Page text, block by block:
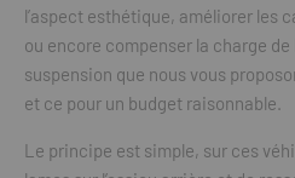
l’aspect esthétique, améliorer les
ou encore compenser la charge
suspension que nous vous
et ce pour un budget raisonnable.
Le principe est simple, sur ces